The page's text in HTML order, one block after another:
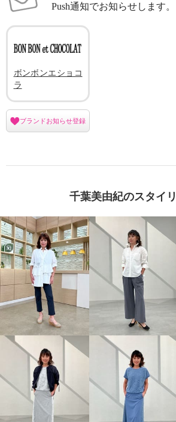
Push通知でお知らせします。
ボンボンエショコ
ラ
ブランドお知らせ登録
千葉美由紀のスタイ